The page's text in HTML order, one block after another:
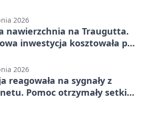
2026
nawierzchnia na Traugutta.
inwestycja kosztowała pół
2026
reagowała na sygnały z
Pomoc otrzymały setki